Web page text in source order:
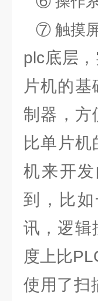
⑦ 触摸屏
plc底层
片机的
制器，方
比单片
机来开
到，比
讯，逻辑
度上比
使用了扫